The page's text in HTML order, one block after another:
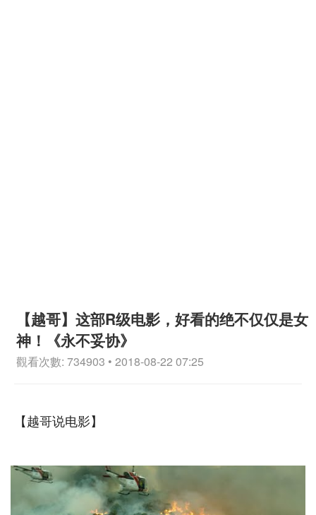
【越哥】这部R级电影，好看的绝不仅仅是女
神！《永不妥协》
觀看次數: 734903 • 2018-08-22 07:25
【越哥说电影】